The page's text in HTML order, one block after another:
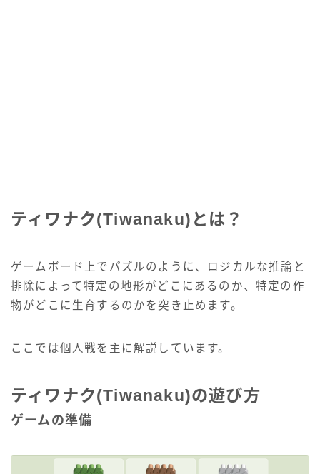
ティワナク(Tiwanaku)とは？
ゲームボード上でパズルのように、ロジカルな推論と
排除によって特定の地形がどこにあるのか、特定の作
物がどこに生育するのかを突き止めます。
ここでは個人戦を主に解説しています。
ティワナク(Tiwanaku)の遊び方
ゲームの準備